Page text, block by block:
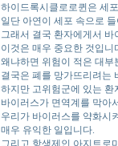
하이드록시클로로퀸은 세
일단 아연이 세포 속으로
그래서 결국 환자에게서
이것은 매우 중요한 것입니
왜냐하면 위험이 적은 대
결국은 폐를 망가뜨리려는
하지만 고위험군에 있는
바이러스가 면역계를 막아
우리가 바이러스를 약화시
매우 유익한 일입니다.
그리고 항생제인 아지트로